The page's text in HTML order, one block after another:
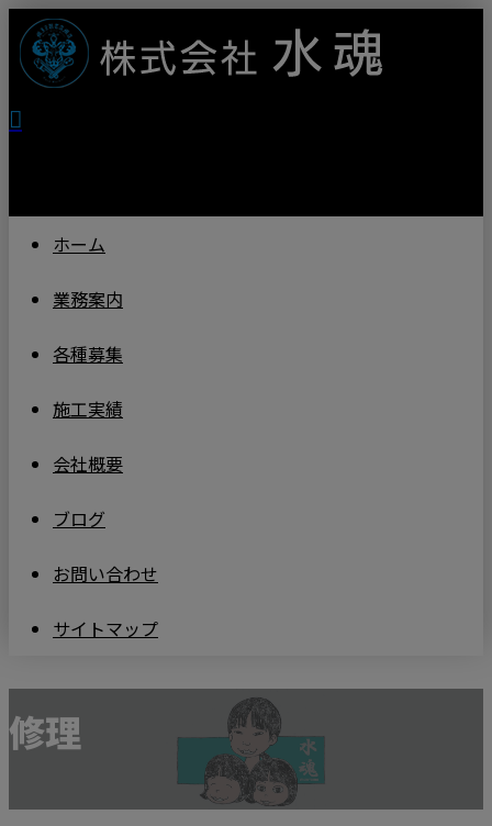
ホーム
業務案内
各種募集
施工実績
会社概要
ブログ
お問い合わせ
サイトマップ
修理